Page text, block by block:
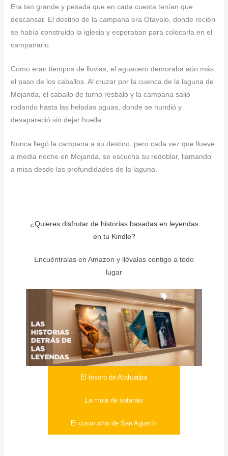
Era tan grande y pesada que en cada cuesta tenían que
descansar. El destino de la campana era Otavalo, donde recién
se había construido la iglesia y esperaban para colocarla en el
campanario.
Como eran tiempos de lluvias, el aguacero demoraba aún más
el paso de los caballos. Al cruzar por la cuenca de la laguna de
Mojanda, el caballo de turno resbaló y la campana salió
rodando hasta las heladas aguas, donde se hundió y
desapareció sin dejar huella.
Nunca llegó la campana a su destino, pero cada vez que llueve
a media noche en Mojanda, se escucha su redoblar, llamando
a misa desde las profundidades de la laguna.
¿Quieres disfrutar de historias basadas en leyendas
en tu Kindle?
Encuéntralas en Amazon y llévalas contigo a todo
lugar
El tesoro de Atahualpa
La mula de satanás
El cucurucho de San Agustín